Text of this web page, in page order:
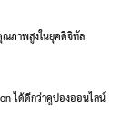
ภาพสูงในยุคดิจิทัล
ได้ดีกว่าคูปองออนไลน์